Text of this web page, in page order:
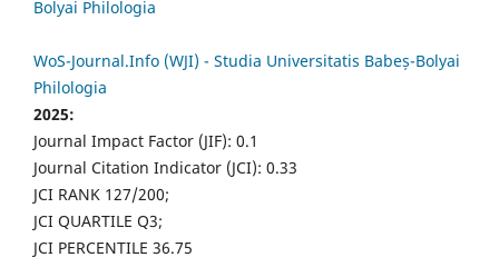
Bolyai Philologia
WoS-Journal.Info (WJI) - Studia Universitatis Babeș-Bolyai
Philologia
2025:
Journal Impact Factor (JIF): 0.1
Journal Citation Indicator (JCI): 0.33
JCI RANK 127/200;
JCI QUARTILE Q3;
JCI PERCENTILE 36.75